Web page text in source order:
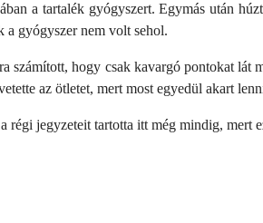
a tartalék gyógyszert. Egymás után
gyógyszer nem volt sehol.
számított, hogy csak kavargó pontokat lát
az ötletet, mert most egyedül akart
jegyzeteit tartotta itt még mindig, mert